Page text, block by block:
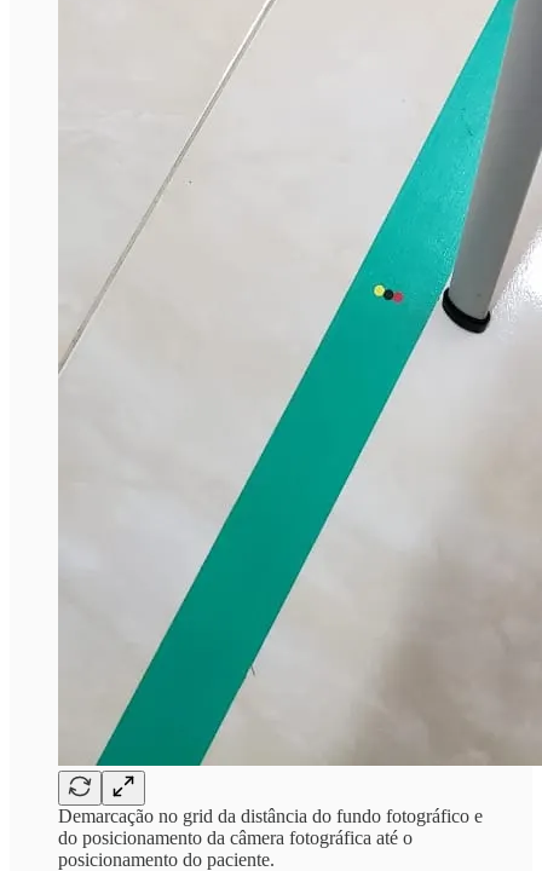
Demarcação no grid da distância do fundo fotográfico e
do posicionamento da câmera fotográfica até o
posicionamento do paciente.